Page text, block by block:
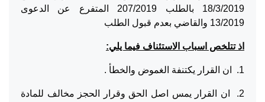
18/3/2019 بالطلب 207/2019 المتفرع عن الدعوى
13/2019 والقاضي بعدم قبول الطلب
اذ تتلخص اسباب الاستئناف فيما يلي:
1. ان القرار يكتنفة الغموض والخطأ .
2. ان القرار يمس اصل الحق وقرار الحجز مخالف للمادة